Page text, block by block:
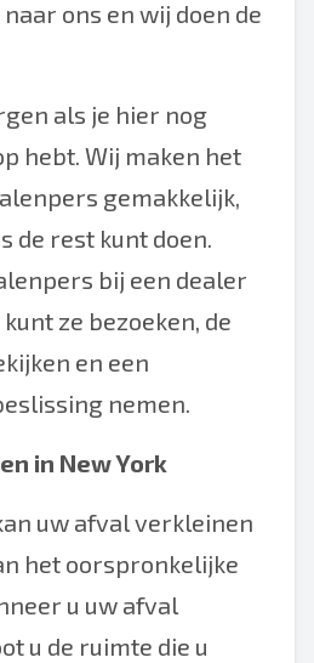
ons en wij doen de
als je hier nog
hebt. Wij maken het
gemakkelijk,
de rest kunt doen.
bij een dealer
ze bezoeken, de
en een
nemen.
in New York
uw afval verkleinen
het oorspronkelijke
u uw afval
u de ruimte die u